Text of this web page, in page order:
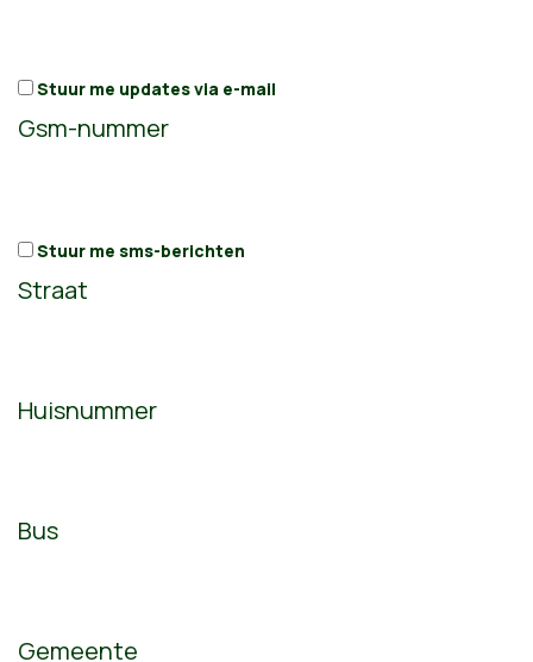
Stuur me updates via e-mail
Gsm-nummer
Stuur me sms-berichten
Straat
Huisnummer
Bus
Gemeente